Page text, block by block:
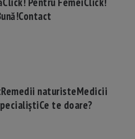
Contact
Remedii naturisteMedicii
Ce te doare?